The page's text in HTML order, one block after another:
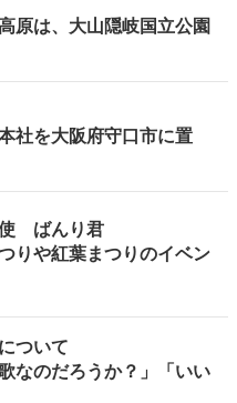
原は、大山隠岐国立公園
社を大阪府守口市に置
使 ばんり君
りや紅葉まつりのイベン
ついて
なのだろうか？」「いい